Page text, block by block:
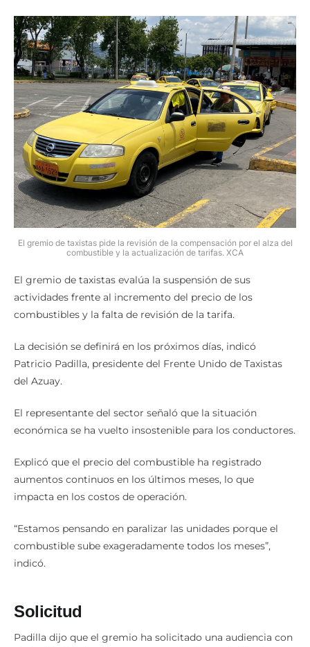
El gremio de taxistas pide la revisión de la compensación por el alza del
combustible y la actualización de tarifas. XCA
El gremio de taxistas evalúa la suspensión de sus
actividades frente al incremento del precio de los
combustibles y la falta de revisión de la tarifa.
La decisión se definirá en los próximos días, indicó
Patricio Padilla, presidente del Frente Unido de Taxistas
del Azuay.
El representante del sector señaló que la situación
económica se ha vuelto insostenible para los conductores.
Explicó que el precio del combustible ha registrado
aumentos continuos en los últimos meses, lo que
impacta en los costos de operación.
“Estamos pensando en paralizar las unidades porque el
combustible sube exageradamente todos los meses”,
indicó.
Solicitud
Padilla dijo que el gremio ha solicitado una audiencia con